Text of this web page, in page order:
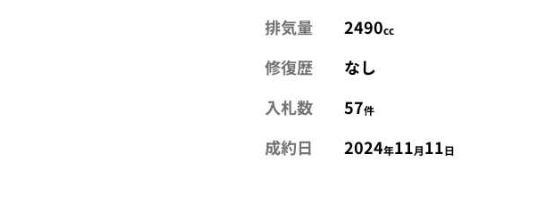
排気量
2490cc
修復歴
なし
入札数
57件
成約日 2024年11月11日